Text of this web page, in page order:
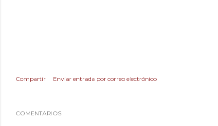
Compartir Enviar entrada por correo electrónico
COMENTARIOS